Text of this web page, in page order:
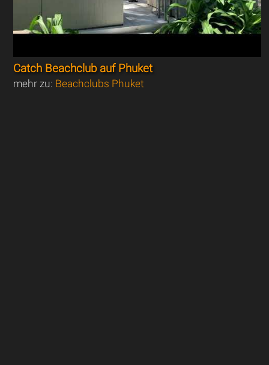
Catch Beachclub auf Phuket
mehr zu: Beachclubs Phuket